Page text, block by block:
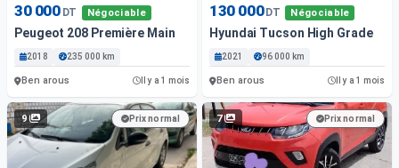
30 000 DT Négociable
Peugeot 208 Première Main
2018 235 000 km
Ben arous Il y a 1 mois
130 000DT Négociable
Hyundai Tucson High Grade
2021 96 000 km
Ben arous Il y a 1 mois
9 Prix normal 7 Prix normal